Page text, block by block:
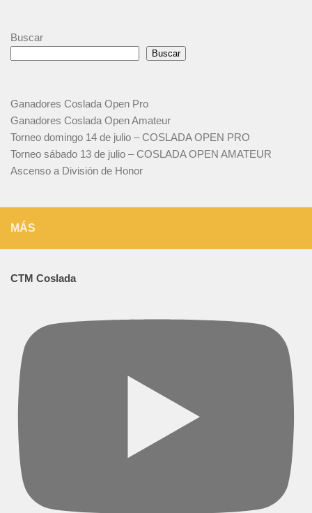
Buscar
Buscar
Ganadores Coslada Open Pro
Ganadores Coslada Open Amateur
Torneo domingo 14 de julio – COSLADA OPEN PRO
Torneo sábado 13 de julio – COSLADA OPEN AMATEUR
Ascenso a División de Honor
MÁS
CTM Coslada